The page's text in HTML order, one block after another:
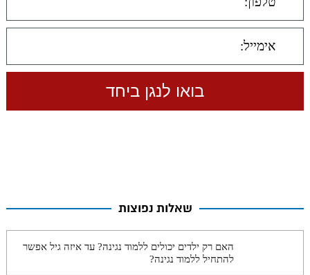
שאלות נפוצות
האם רק ילדים יכולים ללמוד נגינה? עד איזה גיל אפשר
להתחיל ללמוד נגינה?